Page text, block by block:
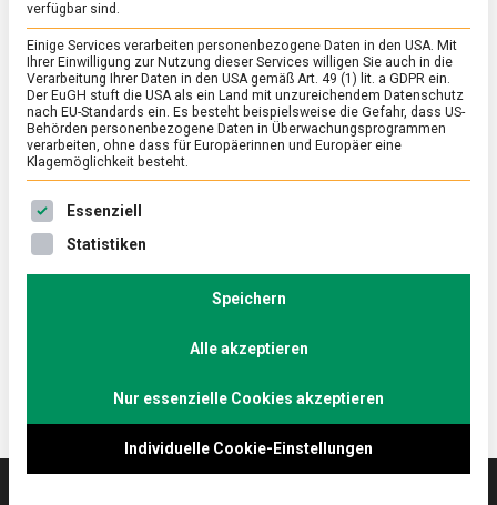
FEATURED/KULTUR
Von alten Sorten und Raritäten: Auf der
Domäne Dahlem
2. September 2022
und
Egal ob Frühlings-, Sommer-, Kartoffel- oder
Kürbisfest, Erntedank oder Weihnachtsmarkt, jedes
Berliner Kind sollte mindestens einmal im Jahr zur
verfügbar sind.
Einige Services verarbeiten personenbezogene Daten in den USA. Mit
Ihrer Einwilligung zur Nutzung dieser Services willigen Sie auch in die
Verarbeitung Ihrer Daten in den USA gemäß Art. 49 (1) lit. a GDPR ein.
Der EuGH stuft die USA als ein Land mit unzureichendem Datenschutz
nach EU-Standards ein. Es besteht beispielsweise die Gefahr, dass US-
Behörden personenbezogene Daten in Überwachungsprogrammen
verarbeiten, ohne dass für Europäerinnen und Europäer eine
Klagemöglichkeit besteht.
Es folgt eine Liste der Service-Gruppen, für die eine
Essenziell
Statistiken
Speichern
Alle akzeptieren
Nur essenzielle Cookies akzeptieren
Individuelle Cookie-Einstellungen